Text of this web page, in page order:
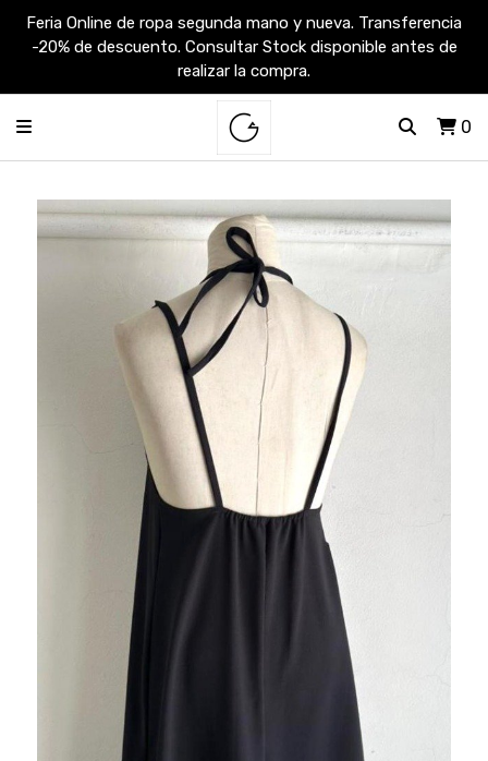
Feria Online de ropa segunda mano y nueva. Transferencia
-20% de descuento. Consultar Stock disponible antes de
realizar la compra.
0